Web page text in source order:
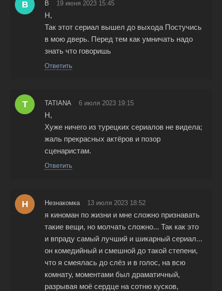
B B 19 июня 2023 15:45
Н,
Так этот сериал вышел до выхода Постучись
в мою дверь. Перед тем как умничать надо
знать что говоришь
Ответить
T TATIANA 6 июля 2023 19:15
Н,
Хуже ничего из турецких сериалов не видела;
жаль прекрасных актёров и позор
сценаристам.
Ответить
Н Незнакомка 13 июля 2023 18:52
я киноман по жизни и мне сложно признавать
такие вещи, но молчать сложно... Так как это
и впраду самый лучший и шикарный сериал...
он комедийный и смешной до такой степени,
что я смеялась до слёз и в голос, на всю
комнату, моментами был драматичный,
разрывая моё сердце на сотню кусков,